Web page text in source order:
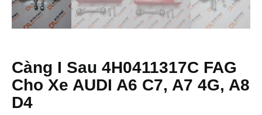
Càng I Sau 4H0411317C FAG
Cho Xe AUDI A6 C7, A7 4G, A8
D4